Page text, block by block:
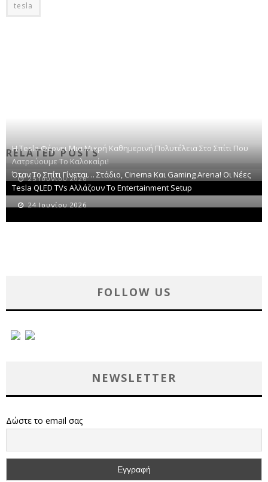
tesla
RELATED POSTS
Η Tesla Φέρνει Μια Μικρή Καθημερινή Πολυτέλεια Στο Σπίτι Που
Λατρεύουμε Το Καλοκαίρι!
25 Ιουνίου 2026
Όταν Το Σπίτι Γίνεται… Στάδιο, Cinema Και Gaming Arena! Οι Νέες
Tesla QLED TVs Αλλάζουν Το Entertainment Setup
24 Ιουνίου 2026
FOLLOW US
NEWSLETTER
Δώστε το email σας